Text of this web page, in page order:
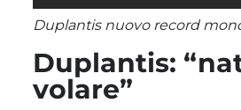
Duplantis nuovo record
Duplantis:
volare”